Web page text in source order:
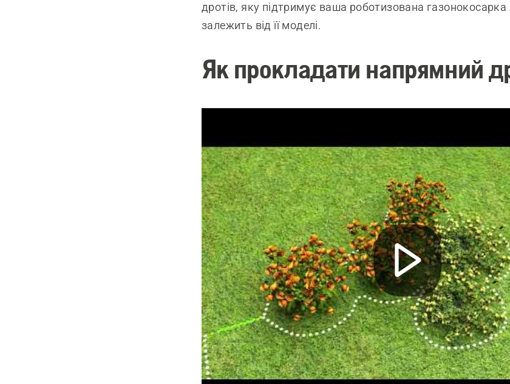
дротів, яку підтримує ваша роботизована
залежить від її моделі.
Як прокладати напрямний